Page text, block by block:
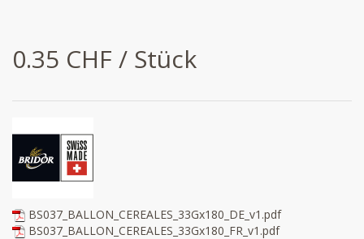
0.35 CHF / Stück
BS037_BALLON_CEREALES_33Gx180_DE_v1.pdf
BS037_BALLON_CEREALES_33Gx180_FR_v1.pdf